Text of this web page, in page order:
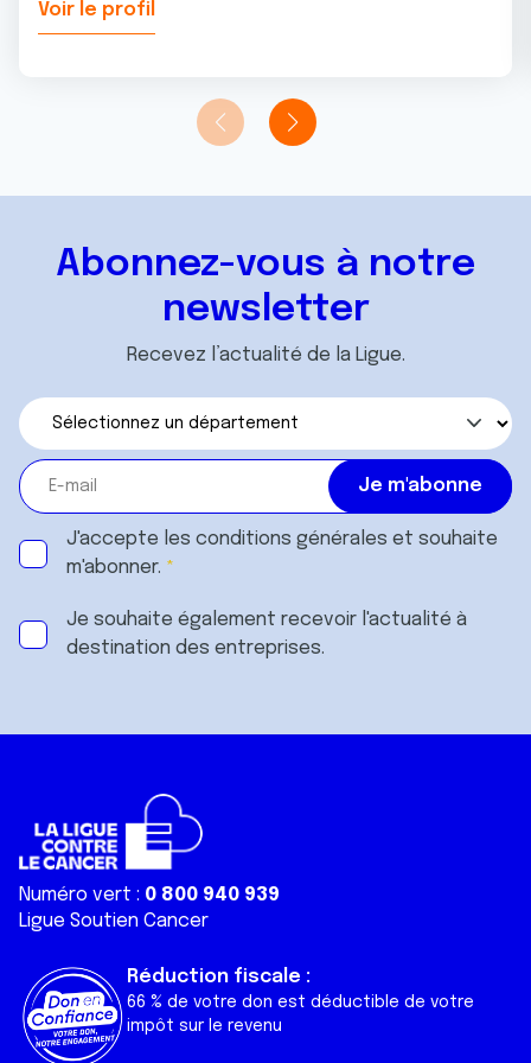
Voir le profil
Abonnez-vous à notre
newsletter
Recevez l’actualité de la Ligue.
J'accepte les conditions générales et souhaite
m'abonner.
Je souhaite également recevoir l'actualité à
destination des entreprises.
Numéro vert : 0 800 940 939
Ligue Soutien Cancer
Réduction fiscale :
66 % de votre don est déductible de votre
impôt sur le revenu